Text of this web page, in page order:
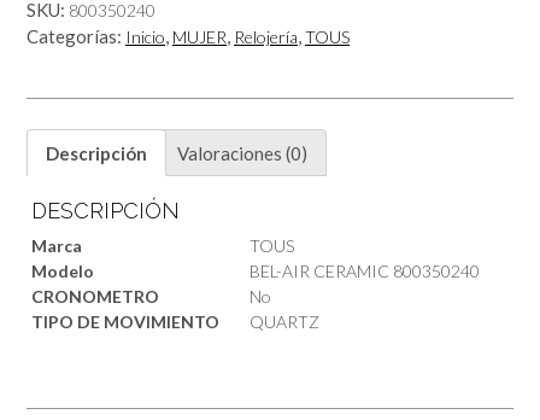
SKU: 800350240
Categorías: Inicio, MUJER, Relojería,TOUS
Descripción Valoraciones (0)
DESCRIPCIÓN
Marca
TOUS
Modelo
BEL-AIR CERAMIC 800350240
CRONOMETRO
No
TIPO DE MOVIMIENTO
QUARTZ